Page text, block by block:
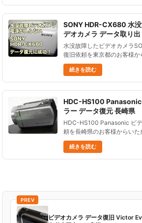
SONY HDR-CX680 水
デオカメラ データ取り出
水没故障したビデオカメラ
復旧依頼を東京都のお客様か
HDR-CX680は、2017年1月
ョン対応ビデオカメラです。
続きを読む
HDC-HS100 Panasonic
ラー データ復元 長崎県
HDC-HS100 Panasonic ビ
頼を長崎県のお客様からい
HS100 Panasonic ビデオカ
「HDDエラーが発生しまし
続きを読む
PREV
ビデオカメラ データ復旧 Victor